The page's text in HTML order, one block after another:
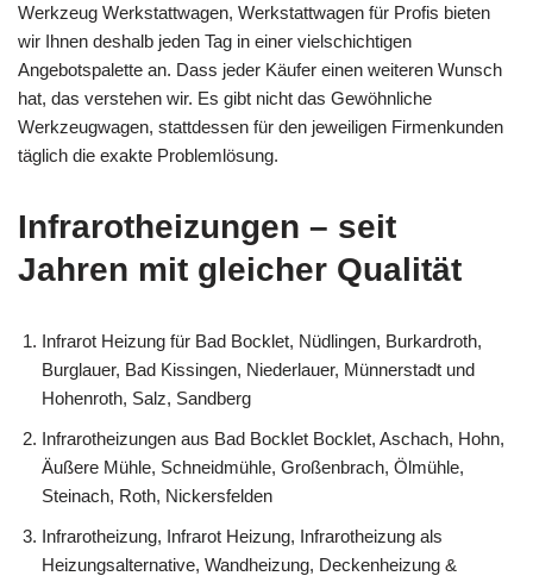
Werkzeug Werkstattwagen, Werkstattwagen für Profis bieten
wir Ihnen deshalb jeden Tag in einer vielschichtigen
Angebotspalette an. Dass jeder Käufer einen weiteren Wunsch
hat, das verstehen wir. Es gibt nicht das Gewöhnliche
Werkzeugwagen, stattdessen für den jeweiligen Firmenkunden
täglich die exakte Problemlösung.
Infrarotheizungen – seit
Jahren mit gleicher Qualität
Infrarot Heizung für Bad Bocklet, Nüdlingen, Burkardroth,
Burglauer, Bad Kissingen, Niederlauer, Münnerstadt und
Hohenroth, Salz, Sandberg
Infrarotheizungen aus Bad Bocklet Bocklet, Aschach, Hohn,
Äußere Mühle, Schneidmühle, Großenbrach, Ölmühle,
Steinach, Roth, Nickersfelden
Infrarotheizung, Infrarot Heizung, Infrarotheizung als
Heizungsalternative, Wandheizung, Deckenheizung &